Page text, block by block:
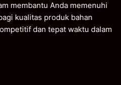
membantu Anda memenuhi
kualitas produk bahan
dan tepat waktu dalam